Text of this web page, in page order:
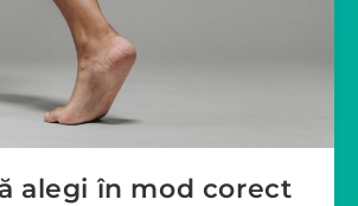
alegi în mod corect